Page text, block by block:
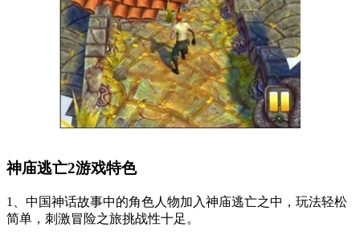
神庙逃亡2游戏特色
1、中国神话故事中的角色人物加入神庙逃亡之中，玩法轻松
简单，刺激冒险之旅挑战性十足。